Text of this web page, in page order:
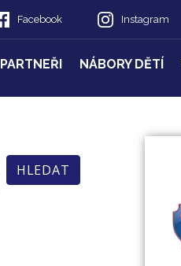
Facebook Instagram
PARTNEŘI NÁBORY DĚTÍ
HLEDAT